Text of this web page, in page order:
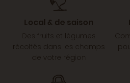
Local & de saison
Des fruits et légumes
récoltés dans les champs
de votre région